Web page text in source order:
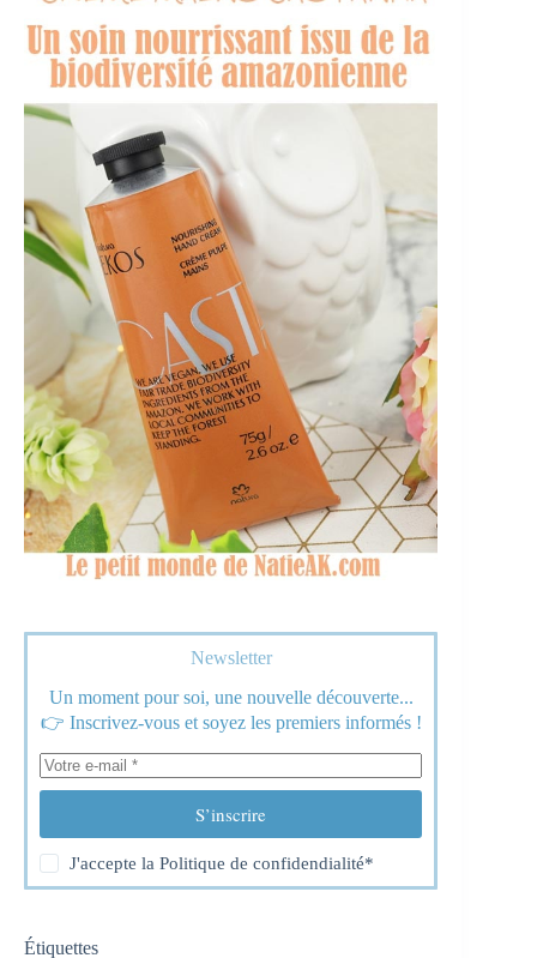
Newsletter
Un moment pour soi, une nouvelle découverte...
👉 Inscrivez-vous et soyez les premiers informés !
S’inscrire
J'accepte laPolitique de confidendialité*
Étiquettes